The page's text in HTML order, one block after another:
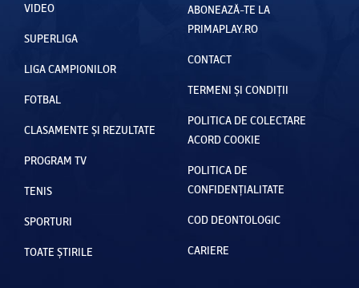
VIDEO
SUPERLIGA
LIGA CAMPIONILOR
FOTBAL
CLASAMENTE ȘI REZULTATE
PROGRAM TV
TENIS
SPORTURI
TOATE ȘTIRILE
ABONEAZĂ-TE LA
PRIMAPLAY.RO
CONTACT
TERMENI ȘI CONDIȚII
POLITICA DE COLECTARE
ACORD COOKIE
POLITICA DE
CONFIDENȚIALITATE
COD DEONTOLOGIC
CARIERE